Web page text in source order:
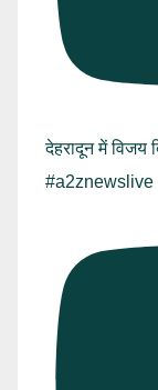
देहरादून में विजय
#a2znewslive